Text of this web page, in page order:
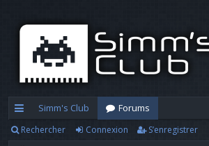
cc
Simm's Club
Forums
Rechercher Connexion S’enregistrer